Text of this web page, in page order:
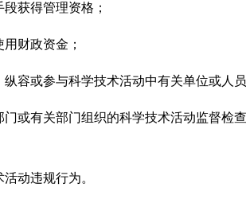
获得管理资格；
财政资金；
或参与科学技术活动中有关单位或人员
有关部门组织的科学技术活动监督检
动违规行为。